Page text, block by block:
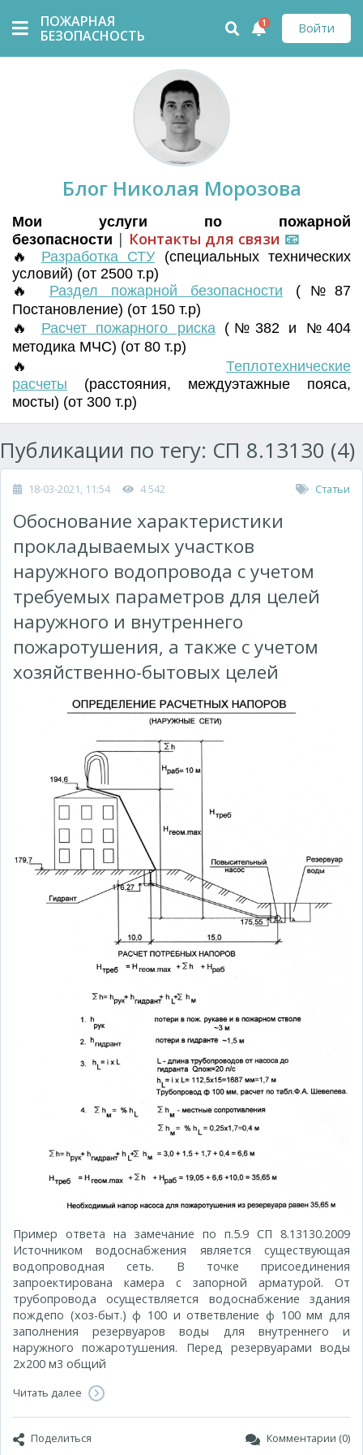
ПОЖАРНАЯ
БЕЗОПАСНОСТЬ
Войти
1
Блог Николая Морозова
Мои услуги по пожарной
безопасности | Контакты для связи 📧
🔥 Разработка СТУ (специальных технических
условий) (от 2500 т.р)
🔥 Раздел пожарной безопасности (№87
Постановление) (от 150 т.р)
🔥 Расчет пожарного риска(№382 и №404
методика МЧС) (от 80 т.р)
🔥 Теплотехнические
расчеты (расстояния, междуэтажные пояса,
мосты) (от 300 т.р)
Публикации по тегу: СП 8.13130 (4)
18-03-2021, 11:54 4 542 Статьи
Обоснование характеристики
прокладываемых участков
наружного водопровода с учетом
требуемых параметров для целей
наружного и внутреннего
пожаротушения, а также с учетом
хозяйственно-бытовых целей
Пример ответа на замечание по п.5.9 СП 8.13130.2009
Источником водоснабжения является существующая
водопроводная сеть. В точке присоединения
запроектирована камера с запорной арматурой. От
трубопровода осуществляется водоснабжение здания
пождепо (хоз-быт.) ф 100 и ответвление ф 100 мм для
заполнения резервуаров воды для внутреннего и
наружного пожаротушения. Перед резервуарами воды
2х200 м3 общий
Читать далее
Поделиться Комментарии (0)